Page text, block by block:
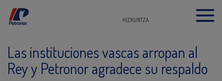
HIZKUNTZA
Las instituciones vascas arropan al
Rey y Petronor agradece su respaldo